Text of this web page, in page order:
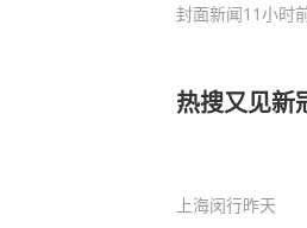
封面新闻11小时
热搜又见新
上海闵行昨天